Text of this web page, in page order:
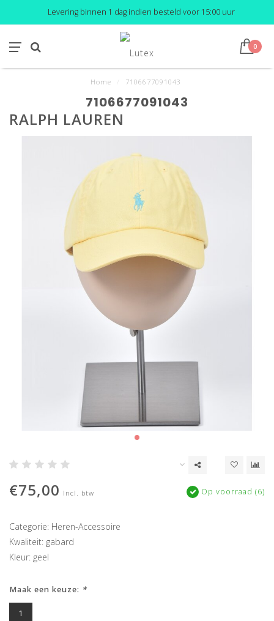
Levering binnen 1 dag indien besteld voor 15:00 uur
0
Home 7106677091043
7106677091043
RALPH LAUREN
€75,00 Incl. btw Op voorraad (6)
Categorie: Heren-Accessoire
Kwaliteit: gabard
Kleur: geel
Maak een keuze: *
1